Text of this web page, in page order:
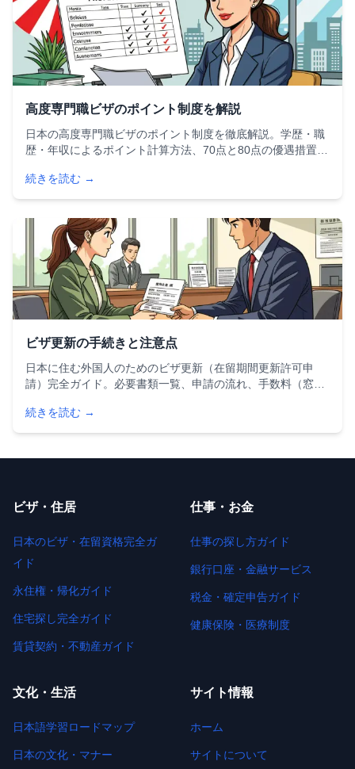
高度専門職ビザのポイント制度を解説
日本の高度専門職ビザのポイント制度を徹底解説。学歴・職
歴・年収によるポイント計算方法、70点と80点の優遇措置の
流れまで、外国人が知るべき情報を完全網羅します。
続きを読む →
ビザ更新の手続きと注意点
日本に住む外国人のためのビザ更新（在留期間更新許可申
請）完全ガイド。必要書類一覧、申請の流れ、手数料（窓口
不許可理由と対策まで2025年の最新情報をわかりやすく解説
します。初めての更新でも安心。
続きを読む →
ビザ・住居
日本のビザ・在留資格完全ガ
イド
永住権・帰化ガイド
住宅探し完全ガイド
賃貸契約・不動産ガイド
仕事・お金
仕事の探し方ガイド
銀行口座・金融サービス
税金・確定申告ガイド
健康保険・医療制度
文化・生活
日本語学習ロードマップ
日本の文化・マナー
サイト情報
ホーム
サイトについて